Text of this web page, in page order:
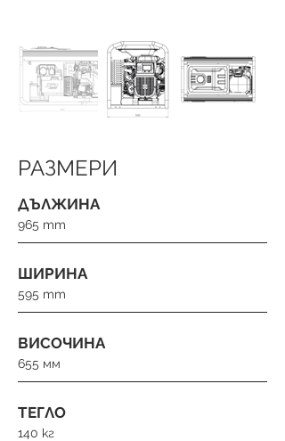
РАЗМЕРИ
ДЪЛЖИНА
965 mm
ШИРИНА
595 mm
ВИСОЧИНА
655 мм
ТЕГЛО
140 кг